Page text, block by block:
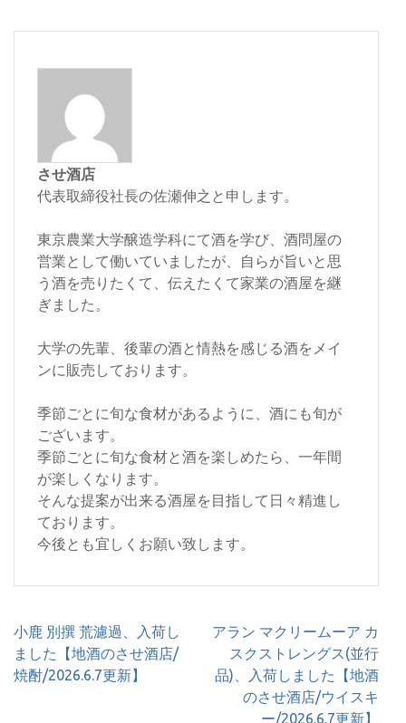
させ酒店
代表取締役社長の佐瀬伸之と申します。
東京農業大学醸造学科にて酒を学び、酒問屋の
営業として働いていましたが、自らが旨いと思
う酒を売りたくて、伝えたくて家業の酒屋を継
ぎました。
大学の先輩、後輩の酒と情熱を感じる酒をメイ
ンに販売しております。
季節ごとに旬な食材があるように、酒にも旬が
ございます。
季節ごとに旬な食材と酒を楽しめたら、一年間
が楽しくなります。
そんな提案が出来る酒屋を目指して日々精進し
ております。
今後とも宜しくお願い致します。
投
稿
ナ
小鹿 別撰 荒濾過、入荷し
ました【地酒のさせ酒店/
焼酎/2026.6.7更新】
アラン マクリームーア カ
スクストレングス(並行
品)、入荷しました【地酒
のさせ酒店/ウイスキ
ー/2026.6.7更新】